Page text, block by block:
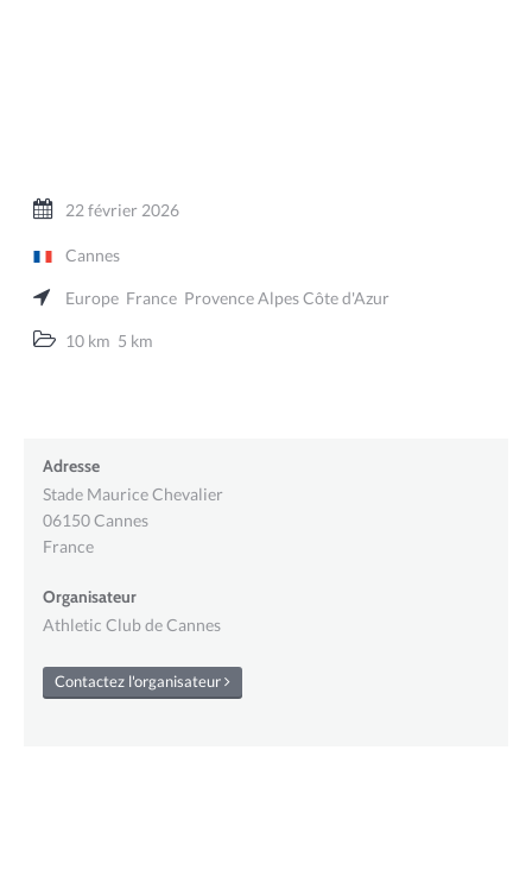
22 février 2026
Cannes
Europe France Provence Alpes Côte d'Azur
10 km 5 km
Adresse
Stade Maurice Chevalier
06150Cannes
France
Organisateur
Athletic Club de Cannes
Contactez l'organisateur